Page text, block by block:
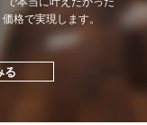
格で実現します。
る